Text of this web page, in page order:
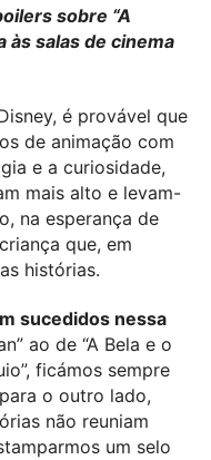
sobre “A
às salas de cinema
é provável que
de animação com
e a curiosidade,
mais alto e levam-
na esperança de
que, em
histórias.
sucedidos nessa
ao de “A Bela e o
ficámos sempre
o outro lado,
não reuniam
um selo